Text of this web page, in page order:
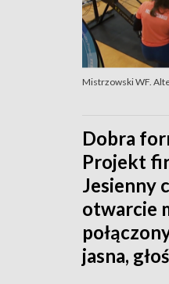
Mistrzowski WF.
Dobra
Projekt
Jesienny
otwarcie
jasna,